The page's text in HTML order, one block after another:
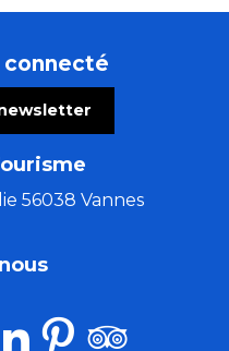
connecté
56038 Vannes